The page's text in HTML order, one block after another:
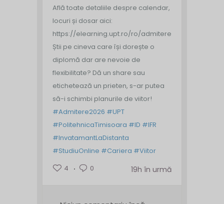
Află toate detaliile despre calendar,
locuri și dosar aici:
https://elearning.upt.ro/ro/admitere/
Știi pe cineva care își dorește o
diplomă dar are nevoie de
flexibilitate? Dă un share sau
etichetează un prieten, s-ar putea
să-i schimbi planurile de viitor!
#Admitere2026 #UPT
#PolitehnicaTimisoara #ID #IFR
#InvatamantLaDistanta
#StudiuOnline #Cariera #Viitor
4
0 19h în urmă